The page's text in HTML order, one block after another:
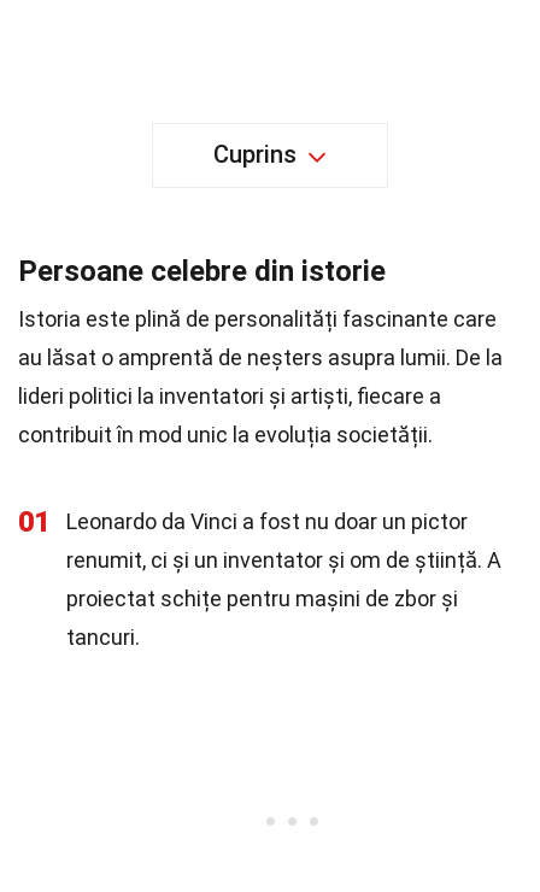
Cuprins
Persoane celebre din istorie
Istoria este plină de personalități fascinante care
au lăsat o amprentă de neșters asupra lumii. De la
lideri politici la inventatori și artiști, fiecare a
contribuit în mod unic la evoluția societății.
01
Leonardo da Vinci a fost nu doar un pictor
renumit, ci și un inventator și om de știință. A
proiectat schițe pentru mașini de zbor și
tancuri.